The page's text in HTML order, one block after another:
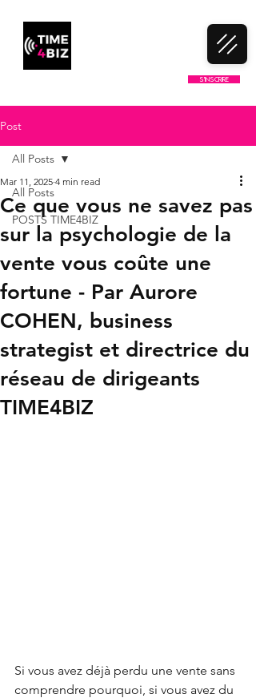
S'inscrire
Post
All Posts
POSTS TIME4BIZ
All Posts
Ce que vous ne savez pas
sur la psychologie de la
vente vous coûte une
fortune - Par Aurore
COHEN, business
strategist et directrice du
réseau de dirigeants
TIME4BIZ
Mar 11, 2025 4 min read
Si vous avez déjà perdu une vente sans
comprendre pourquoi, si vous avez du